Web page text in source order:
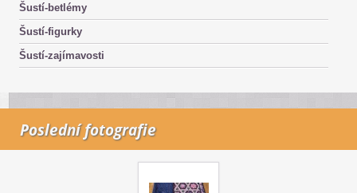
Šustí-betlémy
Šustí-figurky
Šustí-zajímavosti
Poslední fotografie